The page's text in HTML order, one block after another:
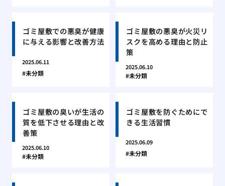
ゴミ屋敷での悪臭が健康
に与える影響と改善方法
2025.06.11
未分類
ゴミ屋敷の悪臭が火災リ
スクを高める理由と防止
策
2025.06.10
未分類
ゴミ屋敷の臭いが生活の
質を低下させる理由と改
善策
2025.06.10
未分類
ゴミ屋敷を防ぐためにで
きる生活習慣
2025.06.09
未分類